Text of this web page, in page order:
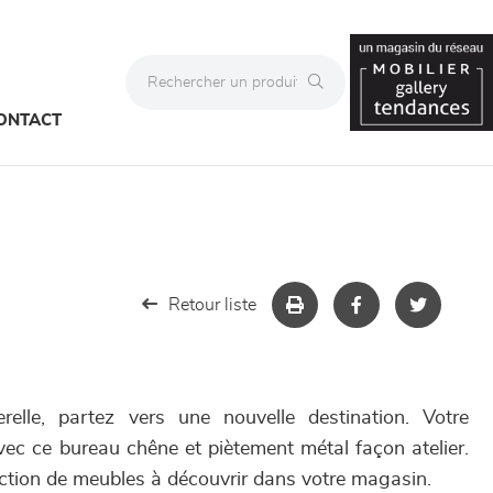
Retour liste
partez vers une nouvelle destination. Votre
ce bureau chêne et piètement métal façon atelier.
de meubles à découvrir dans votre magasin.